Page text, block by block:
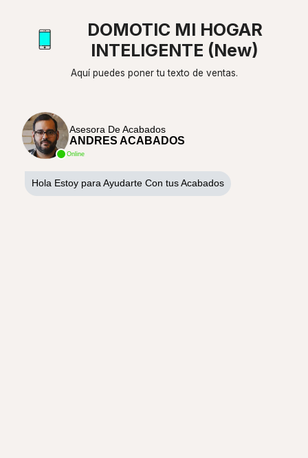
DOMOTIC MI HOGAR
INTELIGENTE (New)
Aquí puedes poner tu texto de ventas.
Online
Asesora De Acabados
ANDRES ACABADOS
Hola Estoy para Ayudarte Con tus Acabados